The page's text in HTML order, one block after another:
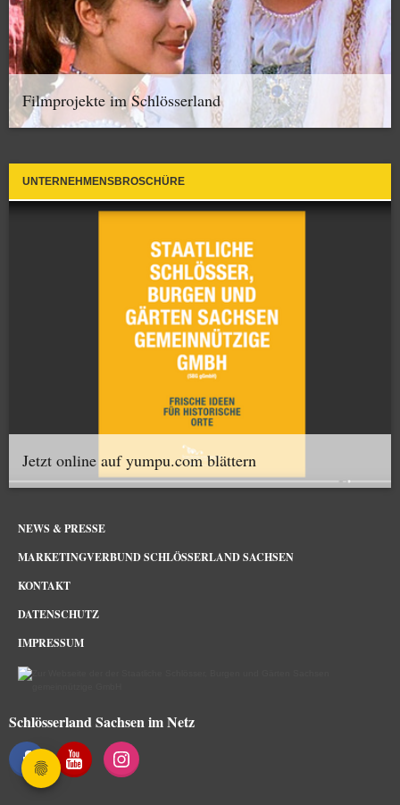
Filmprojekte im Schlösserland
UNTERNEHMENSBROSCHÜRE
Jetzt online auf yumpu.com blättern
NEWS & PRESSE
MARKETINGVERBUND SCHLÖSSERLAND SACHSEN
KONTAKT
DATENSCHUTZ
IMPRESSUM
Schlösserland Sachsen im Netz